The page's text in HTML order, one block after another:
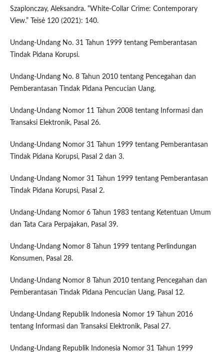
Szaplonczay, Aleksandra. “White-Collar Crime: Contemporary
View.” Teisė 120 (2021): 140.
Undang-Undang No. 31 Tahun 1999 tentang Pemberantasan
Tindak Pidana Korupsi.
Undang-Undang No. 8 Tahun 2010 tentang Pencegahan dan
Pemberantasan Tindak Pidana Pencucian Uang.
Undang-Undang Nomor 11 Tahun 2008 tentang Informasi dan
Transaksi Elektronik, Pasal 26.
Undang-Undang Nomor 31 Tahun 1999 tentang Pemberantasan
Tindak Pidana Korupsi, Pasal 2 dan 3.
Undang-Undang Nomor 31 Tahun 1999 tentang Pemberantasan
Tindak Pidana Korupsi, Pasal 2.
Undang-Undang Nomor 6 Tahun 1983 tentang Ketentuan Umum
dan Tata Cara Perpajakan, Pasal 39.
Undang-Undang Nomor 8 Tahun 1999 tentang Perlindungan
Konsumen, Pasal 28.
Undang-Undang Nomor 8 Tahun 2010 tentang Pencegahan dan
Pemberantasan Tindak Pidana Pencucian Uang, Pasal 12.
Undang-Undang Republik Indonesia Nomor 19 Tahun 2016
tentang Informasi dan Transaksi Elektronik, Pasal 27.
Undang-Undang Republik Indonesia Nomor 31 Tahun 1999